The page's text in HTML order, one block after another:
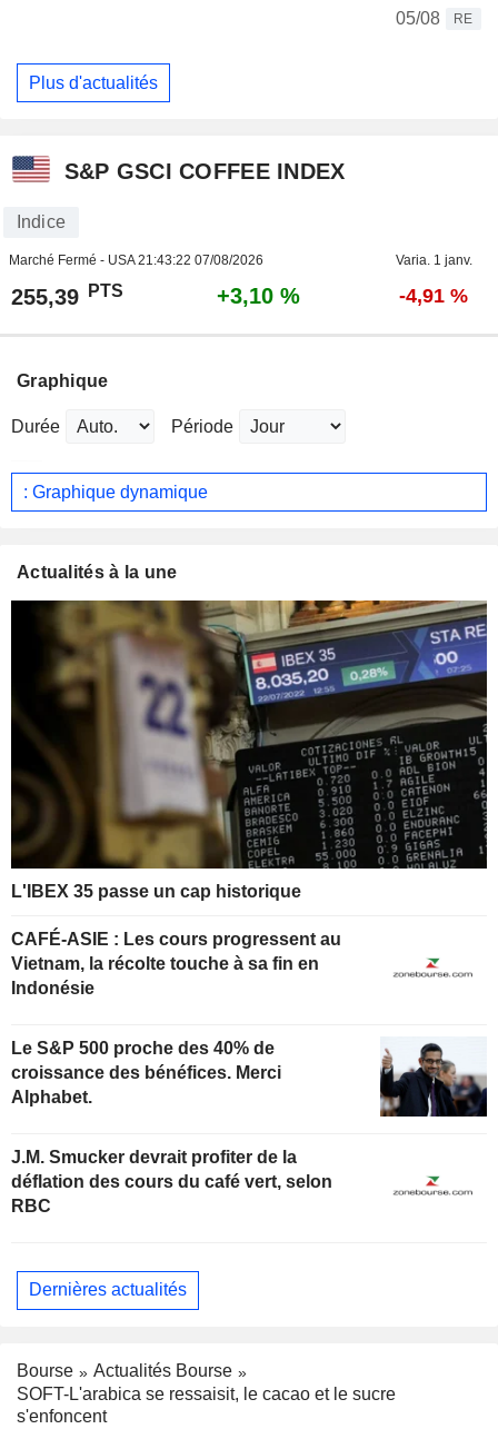
05/08
RE
Plus d'actualités
S&P GSCI COFFEE INDEX
Indice
Marché Fermé - USA21:43:22 07/08/2026 Varia. 1 janv.
255,39 PTS +3,10 % -4,91 %
Graphique
Durée Période
: Graphique dynamique
Actualités à la une
L'IBEX 35 passe un cap historique
CAFÉ-ASIE : Les cours progressent au
Vietnam, la récolte touche à sa fin en
Indonésie
Le S&P 500 proche des 40% de
croissance des bénéfices. Merci
Alphabet.
J.M. Smucker devrait profiter de la
déflation des cours du café vert, selon
RBC
Dernières actualités
Bourse
Actualités Bourse
SOFT-L'arabica se ressaisit, le cacao et le sucre
s'enfoncent